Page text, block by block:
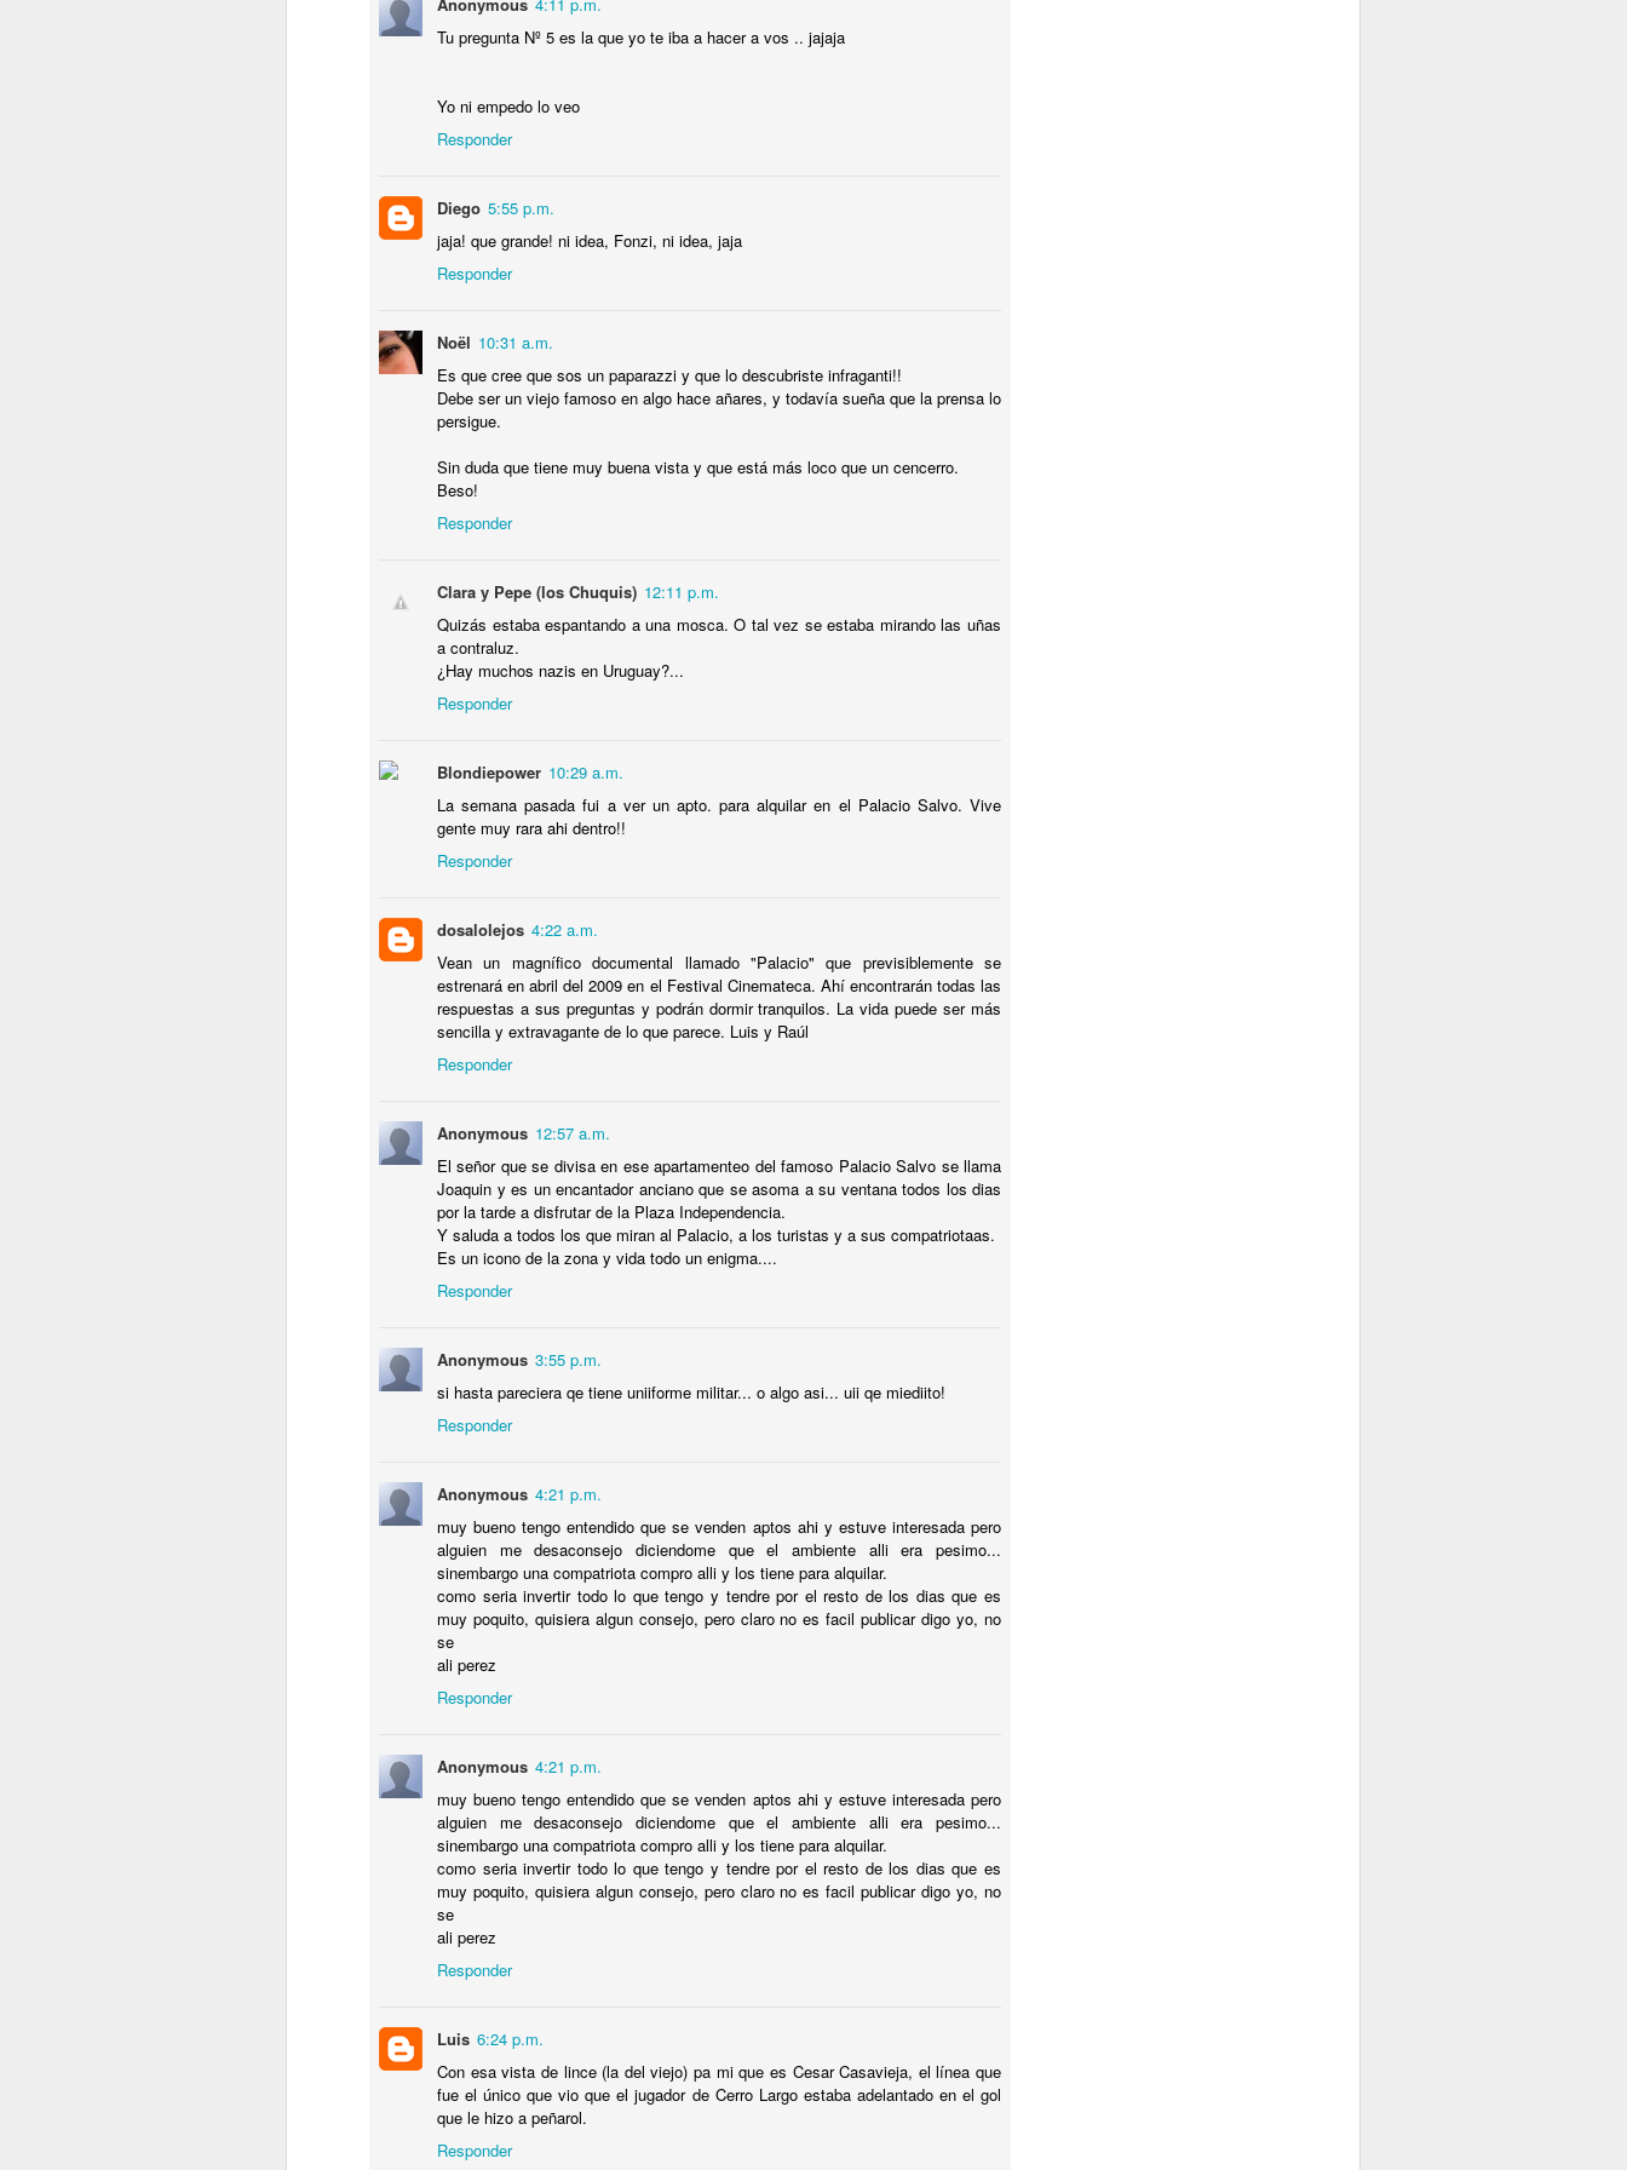
Tu pregunta Nº 5 es la que yo te iba a hacer a vos .. jajaja
Yo ni empedo lo veo
Responder
Diego 5:55 p.m.
jaja! que grande! ni idea, Fonzi, ni idea, jaja
Responder
Noël 10:31 a.m.
Es que cree que sos un paparazzi y que lo descubriste infraganti!!
Debe ser un viejo famoso en algo hace añares, y todavía sueña que la prensa lo
persigue.
Sin duda que tiene muy buena vista y que está más loco que un cencerro.
Beso!
Responder
Clara y Pepe (los Chuquis) 12:11 p.m.
Quizás estaba espantando a una mosca. O tal vez se estaba mirando las uñas
a contraluz.
¿Hay muchos nazis en Uruguay?...
Responder
Blondiepower 10:29 a.m.
La semana pasada fui a ver un apto. para alquilar en el Palacio Salvo. Vive
gente muy rara ahi dentro!!
Responder
dosalolejos 4:22 a.m.
Vean un magnífico documental llamado "Palacio" que previsiblemente se
estrenará en abril del 2009 en el Festival Cinemateca. Ahí encontrarán todas las
respuestas a sus preguntas y podrán dormir tranquilos. La vida puede ser más
sencilla y extravagante de lo que parece. Luis y Raúl
Responder
Anonymous 12:57 a.m.
El señor que se divisa en ese apartamenteo del famoso Palacio Salvo se llama
Joaquin y es un encantador anciano que se asoma a su ventana todos los dias
por la tarde a disfrutar de la Plaza Independencia.
Y saluda a todos los que miran al Palacio, a los turistas y a sus compatriotaas.
Es un icono de la zona y vida todo un enigma....
Responder
Anonymous 3:55 p.m.
si hasta pareciera qe tiene uniiforme militar... o algo asi... uii qe miediito!
Responder
Anonymous 4:21 p.m.
muy bueno tengo entendido que se venden aptos ahi y estuve interesada pero
alguien me desaconsejo diciendome que el ambiente alli era pesimo...
sinembargo una compatriota compro alli y los tiene para alquilar.
como seria invertir todo lo que tengo y tendre por el resto de los dias que es
muy poquito, quisiera algun consejo, pero claro no es facil publicar digo yo, no
se
ali perez
Responder
Anonymous 4:21 p.m.
muy bueno tengo entendido que se venden aptos ahi y estuve interesada pero
alguien me desaconsejo diciendome que el ambiente alli era pesimo...
sinembargo una compatriota compro alli y los tiene para alquilar.
como seria invertir todo lo que tengo y tendre por el resto de los dias que es
muy poquito, quisiera algun consejo, pero claro no es facil publicar digo yo, no
se
ali perez
Responder
Luis 6:24 p.m.
Con esa vista de lince (la del viejo) pa mi que es Cesar Casavieja, el línea que
fue el único que vio que el jugador de Cerro Largo estaba adelantado en el gol
que le hizo a peñarol.
Responder
ITALIA
PRECISAMENTE en PAESTUM. Y hasta te dejan VISITARLOS POR
JUL
12
INCREÍBLE !
LEÓN EN LA CASA.
MISIL EXOCET SOBRE UNA CAMIONETA en
PENSÉ QUE ESTABA ALUCINANDO, PERO NO, ERA UN MISIL
EXOCET sobre el techo de una camioneta transitando por las calles de
MONTEVIDEO ! DE LOCOS !! VEAN LAS FOTOS !!
12
El CHORIPÁN TIENE SU MONUMENTO !! SABÉS
El CHORIPÁN TIENE SU MONUMENTO !! SABÉS DONDE ? A QUE
ESTÁ EL MONUMENTO Y TE MUESTRO FOTOS !! BUEN
PROVECHO !
JUL
Hotel Concordia, donde el FANTASMA DE GARDEL
Hay un hotel en la ciudad de SALTO, República Oriental del Uruguay,
donde el FANTASMA DE CARLOS GARDEL SIGUE DEAMBULANDO.
El dia que...MIKE TYSON QUISO PELEAR CON UN GORILA.
5
¿Por qué CHESPIRITO no fue al VELORIO ni al
SEPELIO de DON RAMÓN?
VECINDAD DEL CHAVO, Hay quienes dicen que el principio del fin del
GOMEZ BOLAÑOS.
JUL
5
ENCONTRÉ MEDALLA DEL EXORCISTA de SAN
BENITO 😵 !!
que fue poseído por el MALIGNO.